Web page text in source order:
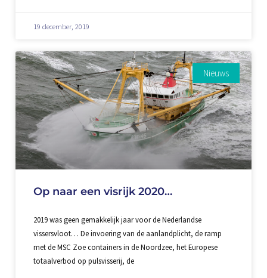
19 december, 2019
Nieuws
Op naar een visrijk 2020…
2019 was geen gemakkelijk jaar voor de Nederlandse
vissersvloot… De invoering van de aanlandplicht, de ramp
met de MSC Zoe containers in de Noordzee, het Europese
totaalverbod op pulsvisserij, de